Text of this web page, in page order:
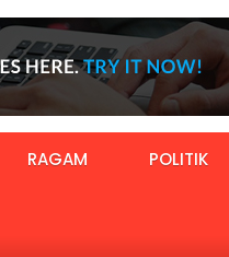
RAGAM POLITIK